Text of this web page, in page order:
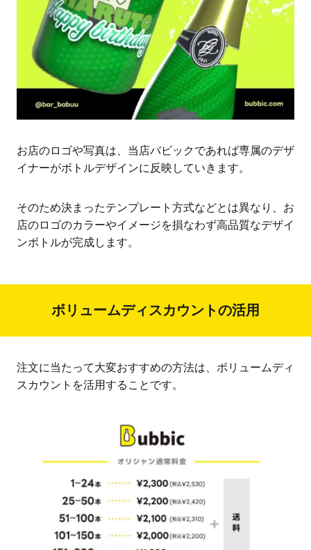
お店のロゴや写真は、当店バビックであれば専属のデザ
イナーがボトルデザインに反映していきます。
そのため決まったテンプレート方式などとは異なり、お
店のロゴのカラーやイメージを損なわず高品質なデザイ
ンボトルが完成します。
ボリュームディスカウントの活用
注文に当たって大変おすすめの方法は、ボリュームディ
スカウントを活用することです。